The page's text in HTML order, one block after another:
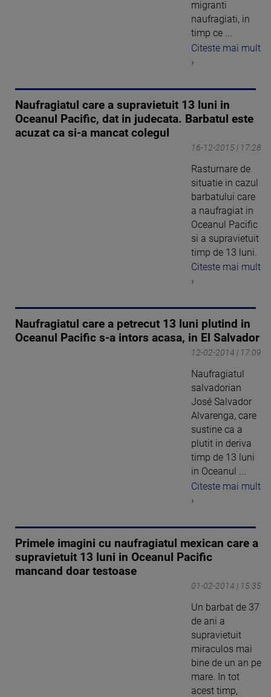
migranti
naufragiati, in
timp ce ...
Citeste mai mult
›
Naufragiatul care a supravietuit 13 luni in
Oceanul Pacific, dat in judecata. Barbatul este
acuzat ca si-a mancat colegul
16-12-2015 | 17:28
Rasturnare de
situatie in cazul
barbatului care
a naufragiat in
Oceanul Pacific
si a supravietuit
timp de 13 luni.
Citeste mai mult
›
Naufragiatul care a petrecut 13 luni plutind in
Oceanul Pacific s-a intors acasa, in El Salvador
12-02-2014 | 17:09
Naufragiatul
salvadorian
José Salvador
Alvarenga, care
sustine ca a
plutit in deriva
timp de 13 luni
in Oceanul ...
Citeste mai mult
›
Primele imagini cu naufragiatul mexican care a
supravietuit 13 luni in Oceanul Pacific
mancand doar testoase
01-02-2014 | 15:35
Un barbat de 37
de ani a
supravietuit
miraculos mai
bine de un an pe
mare. In tot
acest timp,